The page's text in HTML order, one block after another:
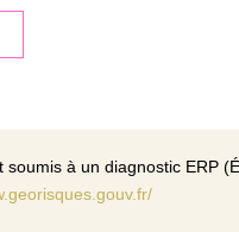
soumis à un diagnostic ERP